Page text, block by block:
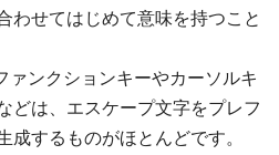
わせてはじめて意味を持つこと
ンクションキーやカーソルキ
どは、エスケープ文字をプレフ
成するものがほとんどです。